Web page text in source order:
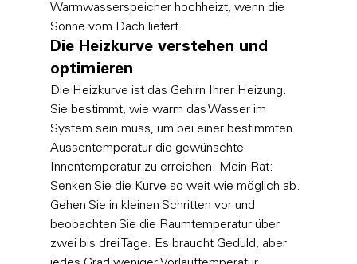
Warmwasserspeicher hochheizt, wenn die
Sonne vom Dach liefert.
Die Heizkurve verstehen und
optimieren
Die Heizkurve ist das Gehirn Ihrer Heizung.
Sie bestimmt, wie warm das Wasser im
System sein muss, um bei einer bestimmten
Aussentemperatur die gewünschte
Innentemperatur zu erreichen. Mein Rat:
Senken Sie die Kurve so weit wie möglich ab.
Gehen Sie in kleinen Schritten vor und
beobachten Sie die Raumtemperatur über
zwei bis drei Tage. Es braucht Geduld, aber